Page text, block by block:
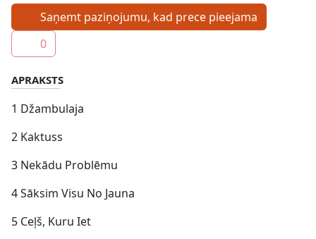
Saņemt paziņojumu, kad prece pieejama
0
APRAKSTS
1 Džambulaja
2 Kaktuss
3 Nekādu Problēmu
4 Sāksim Visu No Jauna
5 Ceļš, Kuru Iet